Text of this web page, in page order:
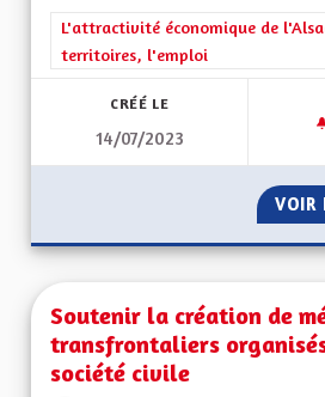
Filtrer les résultats de la
L'attractivité économique de
territoires, l'emploi
CRÉÉ LE
14/07/2023
VOIR
Soutenir la création de
transfrontaliers
société civile